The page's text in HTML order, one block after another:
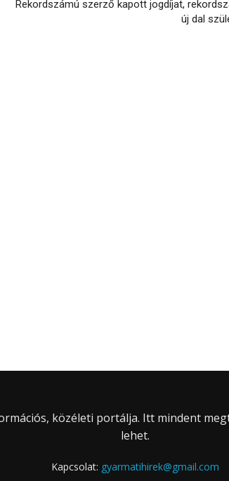
Rekordszámú szerző kapott jogdíjat,
új dal
közéleti portálja. Itt mindent
lehet.
Kapcsolat: gyarmatihirek@gmail.com